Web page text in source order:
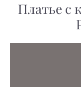
Платье с